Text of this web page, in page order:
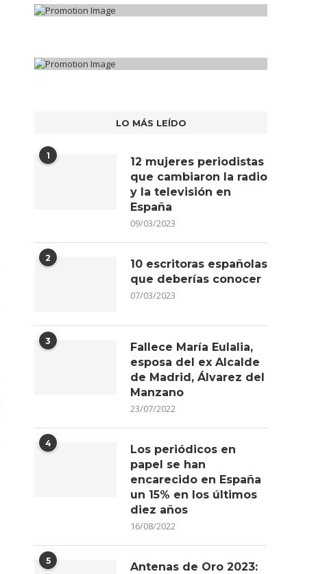
LO MÁS LEÍDO
1
12 mujeres periodistas
que cambiaron la radio
y la televisión en
España
09/03/2023
2
10 escritoras españolas
que deberías conocer
07/03/2023
3
Fallece María Eulalia,
esposa del ex Alcalde
de Madrid, Álvarez del
Manzano
23/07/2022
4
Los periódicos en
papel se han
encarecido en España
un 15% en los últimos
diez años
16/08/2022
5
Antenas de Oro 2023: